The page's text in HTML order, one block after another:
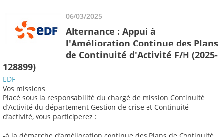
06/03/2025
Alternance : Appui à
l'Amélioration Continue des Plans
de Continuité d'Activité F/H (2025-
128899)
EDF
Vos missions
Placé sous la responsabilité du chargé de mission Continuité
d’Activité du département Gestion de crise et Continuité
d’activité, vous participerez :